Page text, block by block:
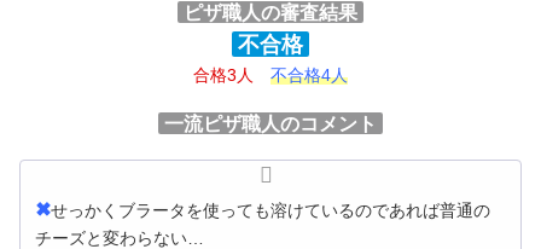
ピザ職人の審査結果
不合格
合格3人 不合格4人
一流ピザ職人のコメント
✖せっかくブラータを使っても溶けているのであれば普通の
チーズと変わらない…